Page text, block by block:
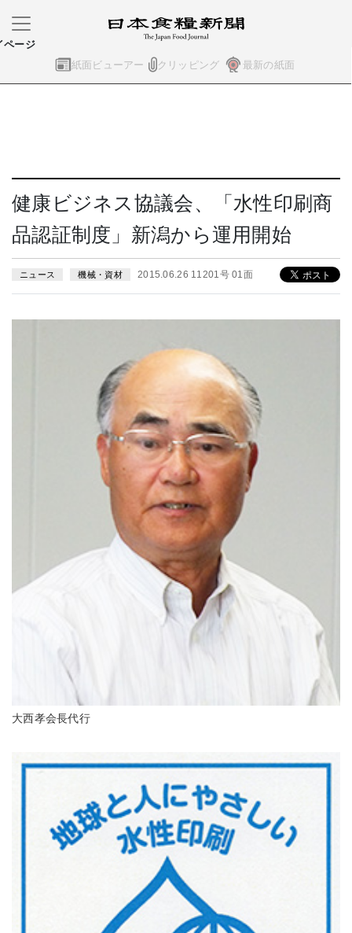
紙面ビューアー クリッピング 最新の紙面
ページ
健康ビジネス協議会、「水性印刷商
品認証制度」新潟から運用開始
ニュース 機械・資材 2015.06.26 11201号 01面
大西孝会長代行